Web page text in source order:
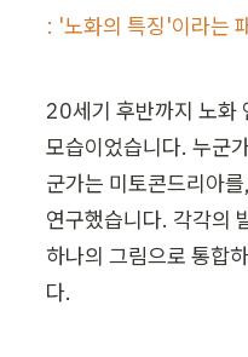
: '노화의 특징'이라는
20세기 후반까지 노화
모습이었습니다. 누군
군가는 미토콘드리아
연구했습니다. 각각의
하나의 그림으로 통합
다.